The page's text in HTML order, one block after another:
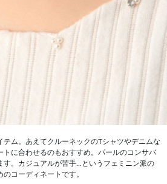
テム。あえてクルーネックのTシャツやデニムな
トに合わせるのもおすすめ。パールのコンサバ
す。カジュアルが苦手...というフェミニン派の
コーディネートです。